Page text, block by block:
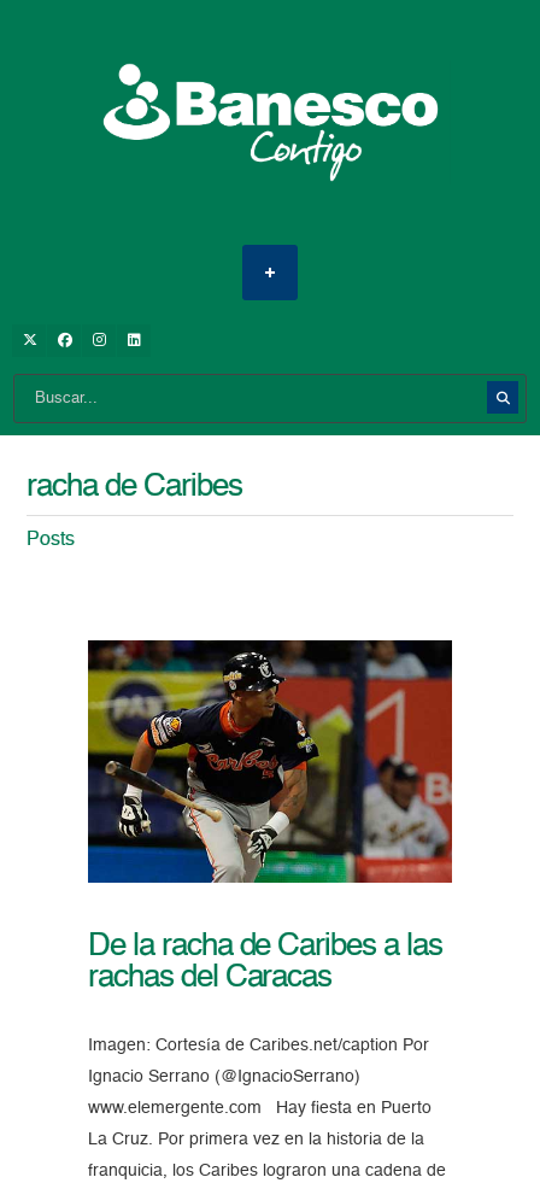
racha de Caribes
Posts
De la racha de Caribes a las
rachas del Caracas
Imagen: Cortesía de Caribes.net/caption Por
Ignacio Serrano (@IgnacioSerrano)
www.elemergente.com Hay fiesta en Puerto
La Cruz. Por primera vez en la historia de la
franquicia, los Caribes lograron una cadena de